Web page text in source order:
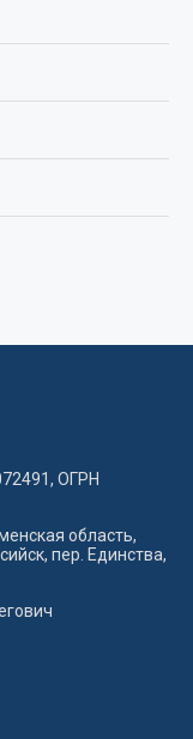
ОГРН
область,
пер. Единства,